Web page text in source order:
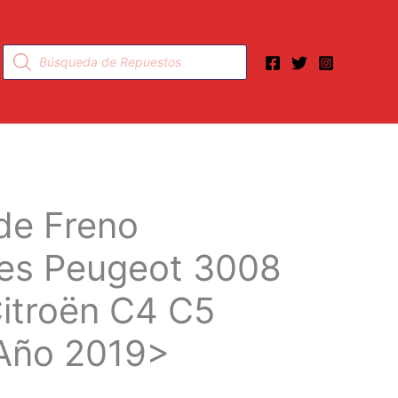
Búsqueda
de
productos
Freno
Peugeot 3008
C4 C5
2019>